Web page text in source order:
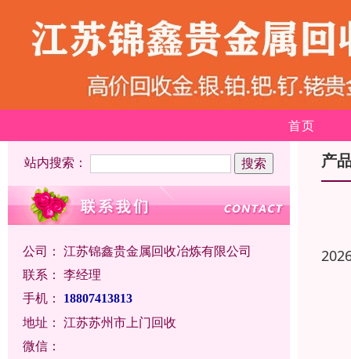
首页
站内搜索：
公司： 江苏锦鑫贵金属回收冶炼有限公司
联系： 李经理
手机：
18807413813
地址： 江苏苏州市上门回收
微信：
产